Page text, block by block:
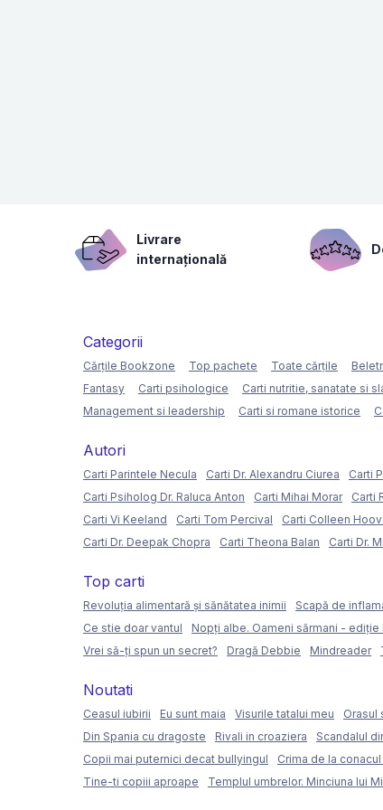
Livrare
internațională
Categorii
Cărțile Bookzone Top pachete Toate cărțile
Fantasy
Carti psihologice Carti nutritie, sanatate si
Management si leadership
Carti si romane istorice
Autori
Carti Parintele Necula Carti Dr. Alexandru Ciurea Carti
Carti Psiholog Dr. Raluca Anton
Carti Mihai Morar Carti
Carti Vi Keeland
Carti Tom Percival Carti Colleen
Carti Dr. Deepak Chopra
Carti Theona Balan Carti Dr.
Top carti
Revoluția alimentară și sănătatea inimii Scapă de
Ce stie doar vantul
Nopți albe. Oameni sărmani - ediție
Vrei să-ți spun un secret?
Dragă Debbie Mindreader
Noutati
Ceasul iubirii Eu sunt maia Visurile tatalui meu Orasul
Din Spania cu dragoste
Rivali in croaziera Scandalul
Copii mai puternici decat bullyingul
Crima de la
Tine-ti copiii aproape
Templul umbrelor. Minciuna lui